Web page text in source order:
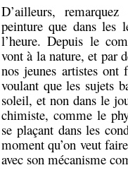
D’ailleurs,
peinture que dans les
l’heure. Depuis le
vont à la nature, et par
nos jeunes artistes
voulant que les sujets
soleil, et non dans le
chimiste, comme le
se plaçant dans les
moment qu’on veut
avec son mécanisme